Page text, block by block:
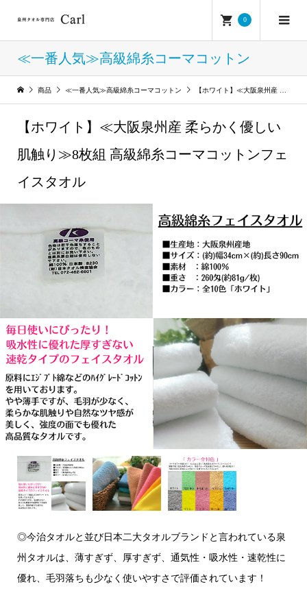
0
≪一番人気≫高級綿糸コーマコットン
商品 ≪一番人気≫高級綿糸コーマコットン 【ホワイト】≪大阪泉州産 柔らかく優しい肌触り≫8枚組 高級綿糸コーマコットンフェイスタオル
【ホワイト】≪大阪泉州産 柔らかく優しい
肌触り≫8枚組 高級綿糸コーマコットンフェ
イスタオル
◎今治タオルと並び日本二大タオルブランドと言われている泉
州タオルは、薄すぎず、厚すぎず、通気性・吸水性・速乾性に
優れ、毛羽落ちも少なく使いやすさで評価されています！